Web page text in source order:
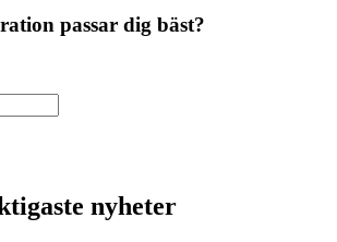
passar dig bäst?
nyheter